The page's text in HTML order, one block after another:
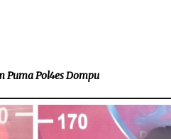
3 minggu ago
Sekjen GTKN Desak Revisi
PermenPANRB Nomor 9
Soroti Ketidakpastian Nasib
Puma Pol4es Dompu